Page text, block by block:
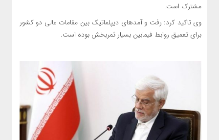
مشترک است.
وی تاکید کرد: رفت و آمدهای دیپلماتیک بین مقامات عالی دو کشور
برای تعمیق روابط فیمابین بسیار ثمربخش بوده است.